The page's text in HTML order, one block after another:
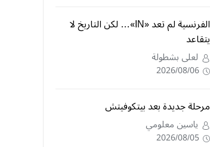
الفرنسية لم تعد «IN»… لكن التاريخ لا
يتقاعد
لعلى بشطولة
2026/08/06
مرحلة جديدة بعد بيتكوفيتش
ياسين معلومي
2026/08/05